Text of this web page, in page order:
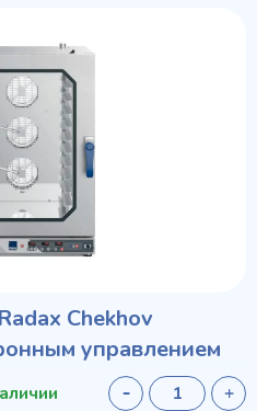
Chekhov
управлением